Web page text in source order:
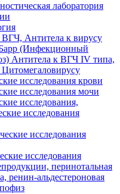
лаборатория
ВГЧ, Антитела к вирусу
(Инфекционный
Антитела к ВГЧ IV типа,
исследования крови
исследования мочи
исследования,
исследования
исследования
исследования
перинотальная
ренин-альдестероновая